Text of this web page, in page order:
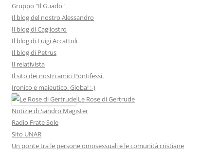
Gruppo "Il Guado"
Il blog del nostro Alessandro
Il blog di Cagliostro
Il blog di Luigi Accattoli
Il blog di Petrus
Il relativista
Il sito dei nostri amici Pontifessi.
Ironico e maieutico. Gioba! :-)
Le Rose di Gertrude
Notizie di Sandro Magister
Radio Frate Sole
Sito UNAR
Un ponte tra le persone omosessuali e le comunità cristiane